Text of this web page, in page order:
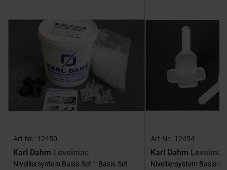
Art-Nr.: 12450
Karl Dahm Levelmac
Nivelliersystem Basis-Set 1 Basis-Set
Art-Nr.: 12454
Karl Dahm Levelmac
Nivelliersystem Basis-